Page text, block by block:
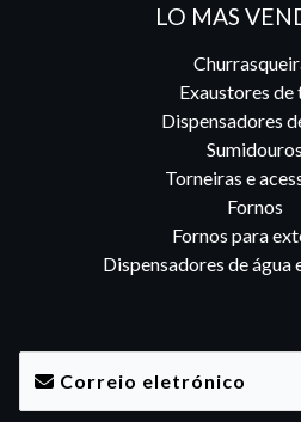
LO MAS
Exaustores de
Dispensadores
Sumidouros
Torneiras e
Fornos
Fornos para
Dispensadores de água